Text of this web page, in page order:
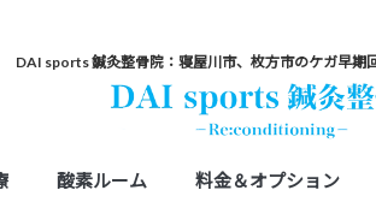
DAI sports 鍼灸整骨院：寝屋川市、枚方市のケガ早期
酸素ルーム 料金＆オプション